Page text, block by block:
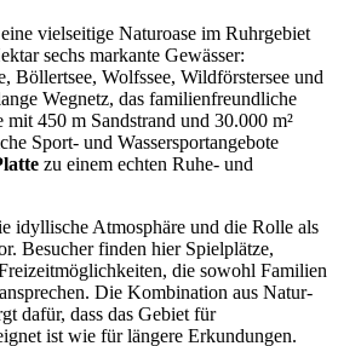
vielseitige Naturoase im Ruhrgebiet
sechs markante Gewässer:
Böllertsee, Wolfssee, Wildförstersee und
Wegnetz, das familienfreundliche
450 m Sandstrand und 30.000 m²
Sport- und Wassersportangebote
zu einem echten Ruhe- und
idyllische Atmosphäre und die Rolle als
Besucher finden hier Spielplätze,
die sowohl Familien
Die Kombination aus Natur-
dafür, dass das Gebiet für
ist wie für längere Erkundungen.